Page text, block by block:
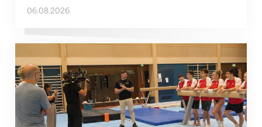
06.08.2026
Mit klaren Zielen nach Zagreb